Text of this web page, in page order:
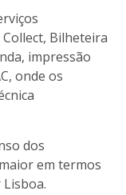
Bilheteira
impressão
onde os
dos
em termos